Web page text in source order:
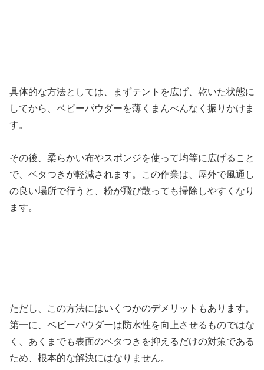
具体的な方法としては、まずテントを広げ、乾いた状態に
してから、ベビーパウダーを薄くまんべんなく振りかけま
す。
その後、柔らかい布やスポンジを使って均等に広げること
で、ベタつきが軽減されます。この作業は、屋外で風通し
の良い場所で行うと、粉が飛び散っても掃除しやすくなり
ます。
ただし、この方法にはいくつかのデメリットもあります。
第一に、ベビーパウダーは防水性を向上させるものではな
く、あくまでも表面のベタつきを抑えるだけの対策である
ため、根本的な解決にはなりません。